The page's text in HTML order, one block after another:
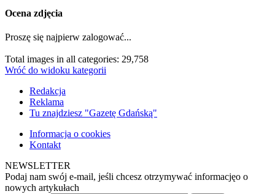
Ocena zdjęcia
Proszę się najpierw zalogować...
Total images in all categories: 29,758
Wróć do widoku kategorii
Redakcja
Reklama
Tu znajdziesz "Gazetę Gdańską"
Informacja o cookies
Kontakt
NEWSLETTER
Podaj nam swój e-mail, jeśli chcesz otrzymywać informacjęo o
nowych artykułach